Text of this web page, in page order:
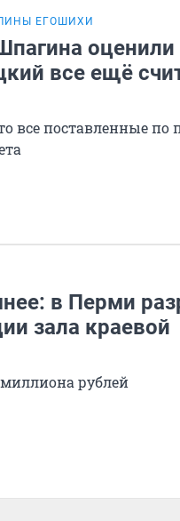
ЕГОШИХИ
все ещё
все поставленные по
в Перми
зала краевой
рублей